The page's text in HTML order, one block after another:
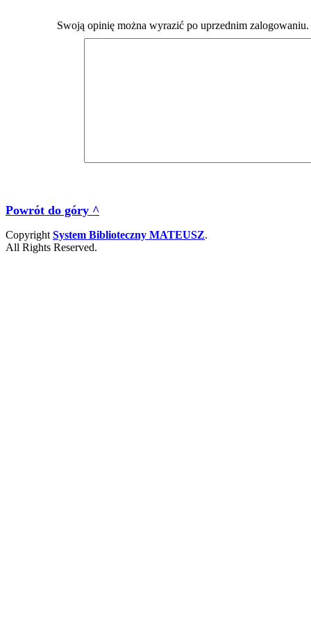
Swoją opinię można wyrazić po uprzednim zalogowaniu.
Powrót do góry ^
Copyright System Biblioteczny MATEUSZ.
All Rights Reserved.